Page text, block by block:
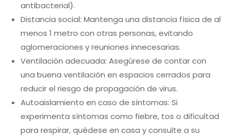
antibacterial).
Distancia social: Mantenga una distancia física de al
menos 1 metro con otras personas, evitando
aglomeraciones y reuniones innecesarias.
Ventilación adecuada: Asegúrese de contar con
una buena ventilación en espacios cerrados para
reducir el riesgo de propagación de virus.
Autoaislamiento en caso de síntomas: Si
experimenta síntomas como fiebre, tos o dificultad
para respirar, quédese en casa y consulte a su